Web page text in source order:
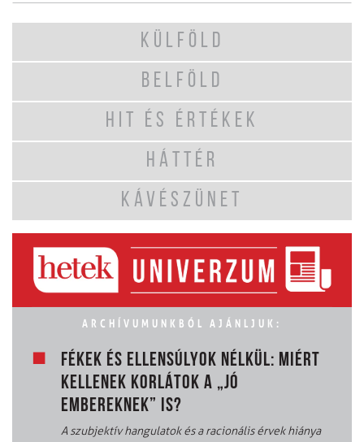
KÜLFÖLD
BELFÖLD
HIT ÉS ÉRTÉKEK
HÁTTÉR
KÁVÉSZÜNET
ARCHÍVUMUNKBÓL AJÁNLJUK:
FÉKEK ÉS ELLENSÚLYOK NÉLKÜL: MIÉRT
KELLENEK KORLÁTOK A „JÓ
EMBEREKNEK” IS?
A szubjektív hangulatok és a racionális érvek hiánya